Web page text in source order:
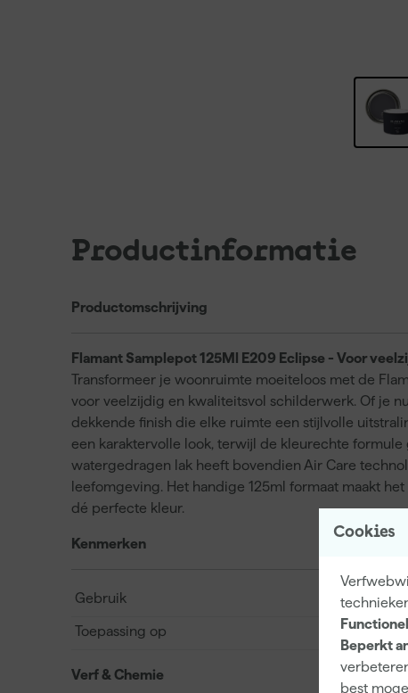
Cookies
Beperkt
best
Productinformatie
Productomschrijving
Flamant Samplepot 125Ml E209 Eclipse - Voor
Transformeer je woonruimte moeiteloos met de
voor veelzijdig en kwaliteitsvol schilderwerk. Of je
dekkende finish die elke ruimte een stijlvolle
een karaktervolle look, terwijl de kleurechte
watergedragen lak heeft bovendien Air Care
leefomgeving. Het handige 125ml formaat maakt
dé perfecte kleur.
Kenmerken
Gebruik
Toepassing op
Verf & Chemie